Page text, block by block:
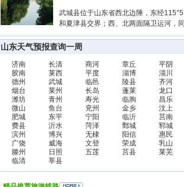
武城县位于山东省西北边陲，东经
和夏津县交界；西、北两面隔卫运河，
山东天气预报查询一周
济南 长清 商河 章丘 平阴
胶南
莱西 平度 淄博 淄川
德州
武城 临邑 陵县 齐河
烟台
莱州 长岛 蓬莱 龙口
潍坊
青州 寿光 临朐 昌乐
微山
鱼台 兖州 金乡 汶上
肥城
东平 宁阳 临沂 莒南
费县
沂水 菏泽 鄄城 郓城
滨州
博兴 无棣 阳信 惠民
广饶
威海 文登 荣成 乳山
滕州
日照 五莲 莒县 莱芜
临清
莘县